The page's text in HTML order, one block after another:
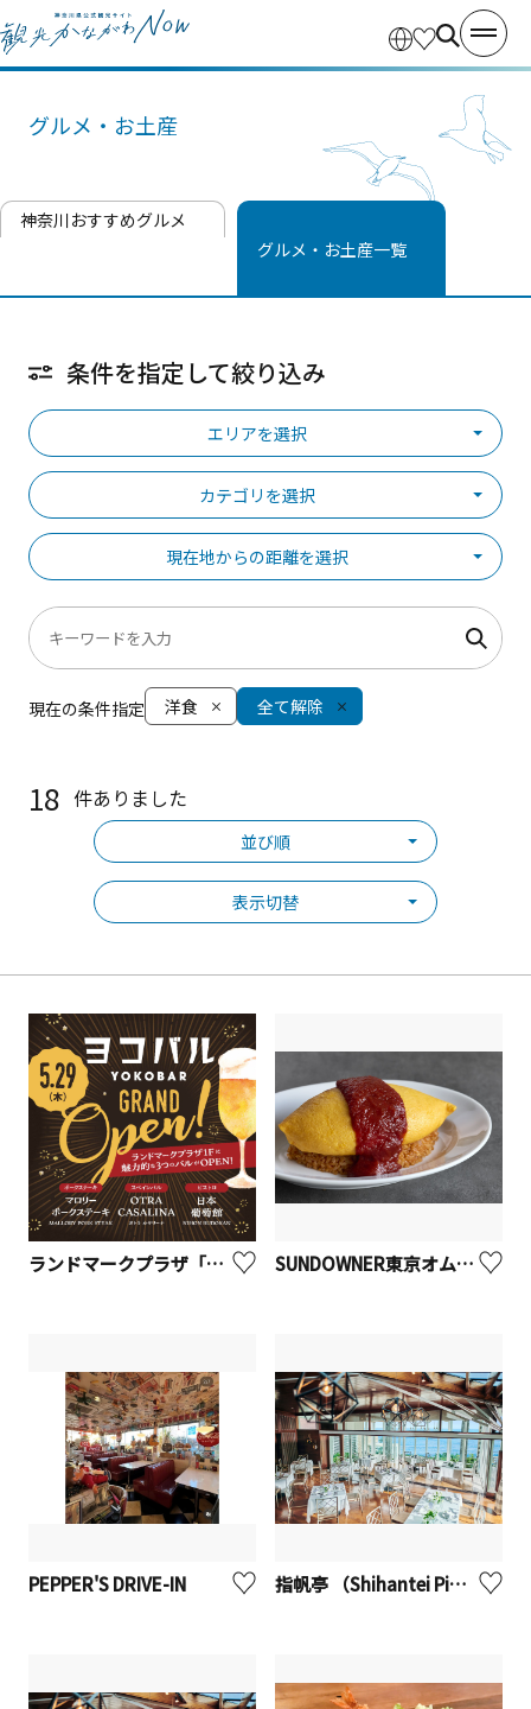
グルメ・お土産
神奈川おすすめグルメ
グルメ・お土産一覧
条件を指定して絞り込み
エリアを選択
カテゴリを選択
現在地からの距離を選択
現在の条件指定 洋食 全て解除
18 件ありました
並び順
表示切替
ランドマークプラザ「ヨコバル」 SUNDOWNER東京オムレツ
PEPPER'S DRIVE-IN 指帆亭 （Shihantei Pine Tree Resort）【二宮町】